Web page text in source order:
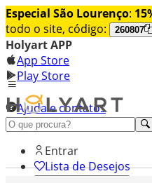
Especial São Lourenço:
todo o site, código:
260807
Holyart APP
App Store
Play Store
Ajuda e contatos
Conheça premium
Entrar
Lista de Desejos